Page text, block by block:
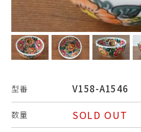
型番 V158-A1546
数量 SOLD OUT